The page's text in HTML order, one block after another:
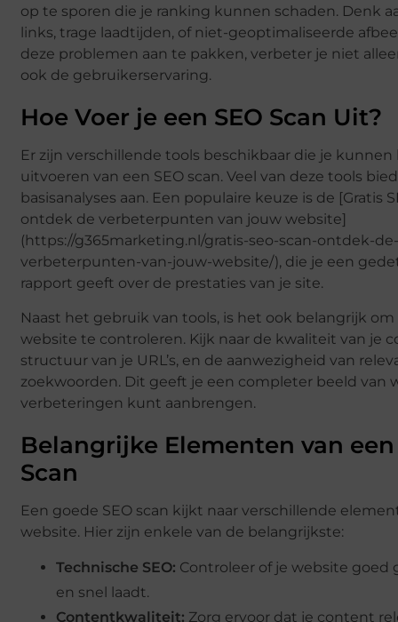
op te sporen die je ranking kunnen schaden. Denk
links, trage laadtijden, of niet-geoptimaliseerde
deze problemen aan te pakken, verbeter je niet
ook de gebruikerservaring.
Hoe Voer je een SEO Scan Uit?
Er zijn verschillende tools beschikbaar die je
uitvoeren van een SEO scan. Veel van deze tools
basisanalyses aan. Een populaire keuze is de [Gratis
ontdek de verbeterpunten van jouw website]
(https://g365marketing.nl/gratis-seo-scan-ontdek-
verbeterpunten-van-jouw-website/), die je een
rapport geeft over de prestaties van je site.
Naast het gebruik van tools, is het ook belangrijk
website te controleren. Kijk naar de kwaliteit van je
structuur van je URL’s, en de aanwezigheid van
zoekwoorden. Dit geeft je een completer beeld van
verbeteringen kunt aanbrengen.
Belangrijke Elementen van een
Scan
Een goede SEO scan kijkt naar verschillende
website. Hier zijn enkele van de belangrijkste:
Technische SEO: Controleer of je website goed
en snel laadt.
Contentkwaliteit: Zorg ervoor dat je content